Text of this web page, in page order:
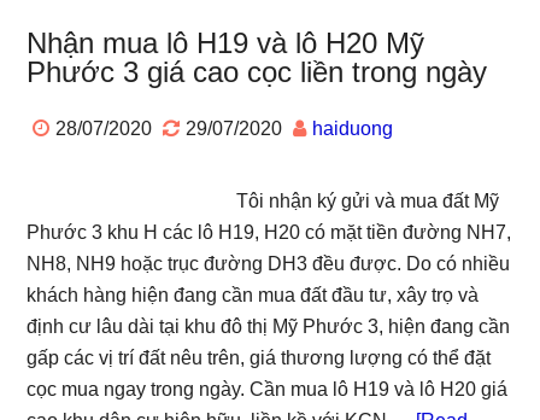
cao
H32,
3
gần
xây
trọ
công
Nhận mua lô H19 và lô H20 Mỹ
Phước 3 giá cao cọc liền trong ngày
28/07/2020 29/07/2020 haiduong
Tôi nhận ký gửi và mua đất Mỹ
Phước 3 khu H các lô H19, H20 có mặt tiền đường NH7,
NH8, NH9 hoặc trục đường DH3 đều được. Do có nhiều
khách hàng hiện đang cần mua đất đầu tư, xây trọ và
định cư lâu dài tại khu đô thị Mỹ Phước 3, hiện đang cần
gấp các vị trí đất nêu trên, giá thương lượng có thể đặt
cọc mua ngay trong ngày. Cần mua lô H19 và lô H20 giá